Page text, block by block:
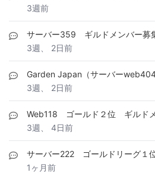
3週前
サーバー359 ギルドメンバー募
3週、 2日前
Garden Japan（サーバー
3週、 2日前
Web118 ゴールド２位 ギルド
3週、 4日前
サーバー222 ゴールドリーグ１
1ヶ月前